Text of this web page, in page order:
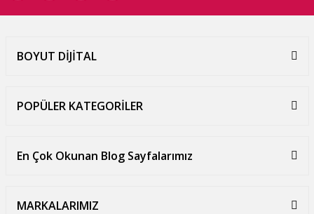
BOYUT DİJİTAL
POPÜLER KATEGORİLER
En Çok Okunan Blog Sayfalarımız
MARKALARIMIZ